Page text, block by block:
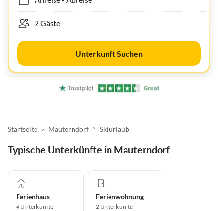
Unterkunft Suchen
Startseite Mauterndorf Skiurlaub
Typische Unterkünfte in Mauterndorf
Ferienhaus
4 Unterkünfte
Ferienwohnung
2 Unterkünfte